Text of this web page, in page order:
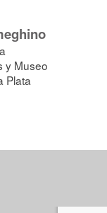
y Museo
Plata